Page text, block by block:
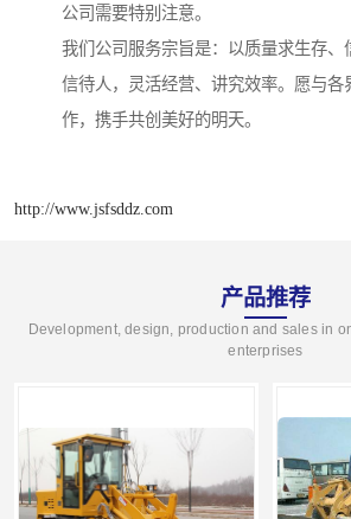
公司需要特别注意。
我们公司服务宗旨是：以质量求生存、
信待人，灵活经营、讲究效率。愿与各
作，携手共创美好的明天。
http://www.jsfsddz.com
产品推荐
Development, design, production and sales in
enterprises